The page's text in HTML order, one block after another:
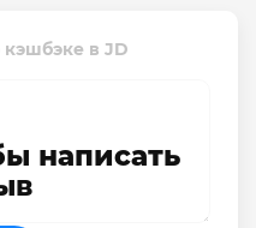
кэшбэке в JD
написать